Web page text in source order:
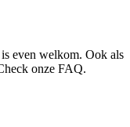
even welkom. Ook als
onze FAQ.